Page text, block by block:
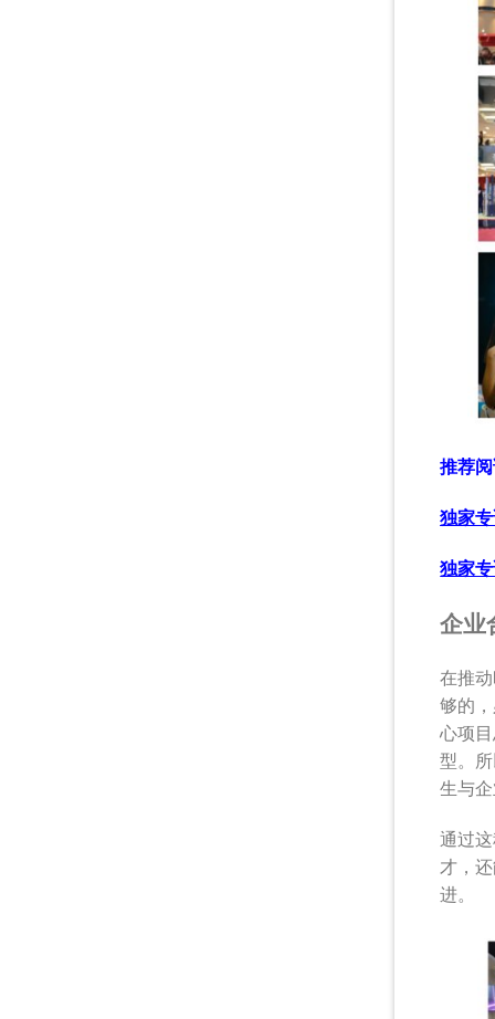
推荐
独家
独家
企业
在推
够的
心项
型。
生与
通过
才，
进。